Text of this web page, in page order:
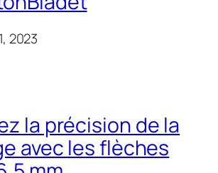
2023
la précision de la
avec les flèches